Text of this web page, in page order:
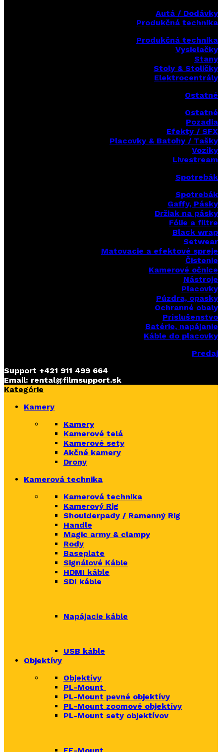
Autá / Dodávky
Produkčná technika
Produkčná technika
Vysielačky
Stany
Stoly & Stoličky
Elektrocentrály
Ostatné
Ostatné
Pozadia
Efekty / SFX
Placovky & Batohy / Tašky
Vozíky
Livestream
Spotrebák
Spotrebák
Gaffy, Pásky
Držiak na pásky
Fólie a filtre
Black wrap
Setwear
Matovacie a efektové spreje
Čistenie
Kamerové očnice
Nástroje
Placovky
Púzdra, opasky
Ochranné obaly
Príslušenstvo
Batérie, napájanie
Káble do placovky
Predaj
Support +421 911 499 664
Email: rental@filmsupport.sk
Kategórie
Kamery
Kamery
Kamerové telá
Kamerové sety
Akčné kamery
Drony
Kamerová technika
Kamerová technika
Kamerový Rig
Shoulderpady / Ramenný Rig
Handle
Magic army & clampy
Rody
Baseplate
Signálové Káble
HDMI káble
SDI káble
Napájacie káble
USB káble
Objektívy
Objektívy
PL-Mount
PL-Mount pevné objektívy
PL-Mount zoomové objektívy
PL-Mount sety objektívov